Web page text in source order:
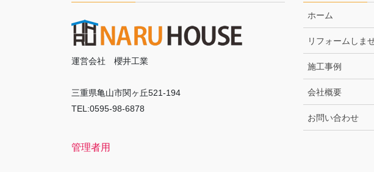
運営会社 櫻井工業
三重県亀山市関ヶ丘521-194
TEL:0595-98-6878
管理者用
ホーム
リフォームしま
施工事例
会社概要
お問い合わせ